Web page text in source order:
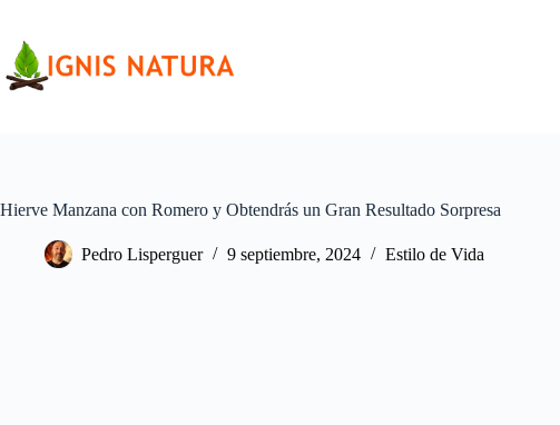
contenido
Hierve Manzana con Romero y Obtendrás un Gran Resultado Sorpresa
Pedro Lisperguer 9 septiembre, 2024 Estilo de Vida